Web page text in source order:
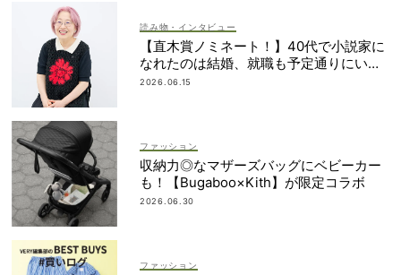
読み物・インタビュー
【直木賞ノミネート！】40代で小説家に
なれたのは結婚、就職も予定通りにいか
なかったから｜朝倉かすみさん
2026.06.15
ファッション
収納力◎なマザーズバッグにベビーカー
も！【Bugaboo×Kith】が限定コラボ
2026.06.30
ファッション